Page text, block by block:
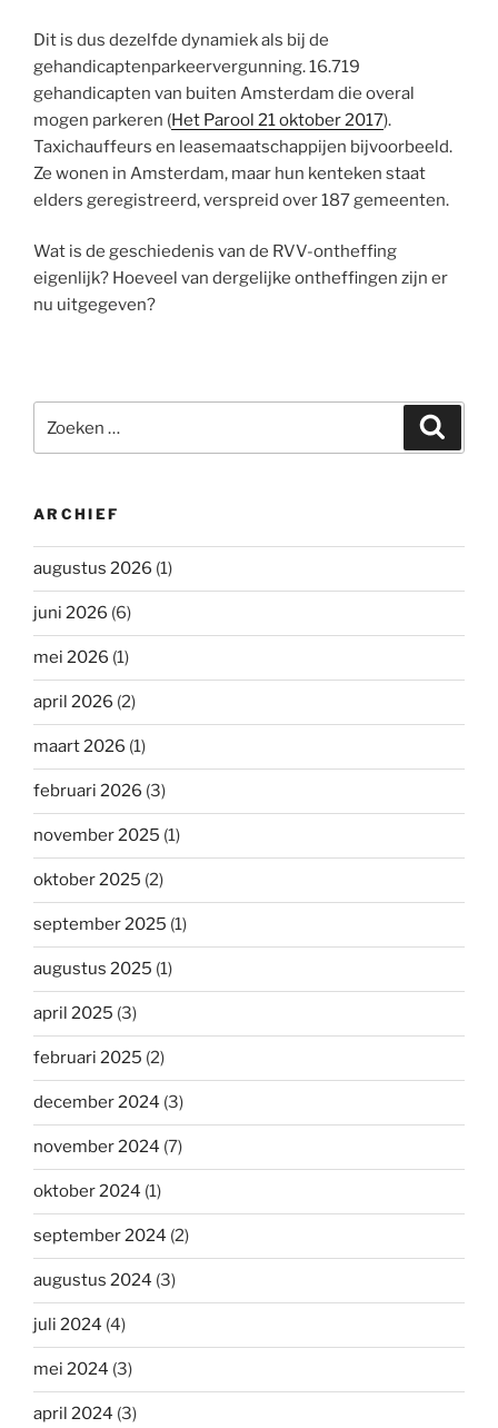
Dit is dus dezelfde dynamiek als bij de
gehandicaptenparkeervergunning. 16.719
gehandicapten van buiten Amsterdam die overal
mogen parkeren (Het Parool 21 oktober 2017).
Taxichauffeurs en leasemaatschappijen bijvoorbeeld.
Ze wonen in Amsterdam, maar hun kenteken staat
elders geregistreerd, verspreid over 187 gemeenten.
Wat is de geschiedenis van de RVV-ontheffing
eigenlijk? Hoeveel van dergelijke ontheffingen zijn er
nu uitgegeven?
naar:
ARCHIEF
augustus 2026 (1)
juni 2026 (6)
mei 2026 (1)
april 2026 (2)
maart 2026 (1)
februari 2026 (3)
november 2025 (1)
oktober 2025 (2)
september 2025 (1)
augustus 2025 (1)
april 2025 (3)
februari 2025 (2)
december 2024 (3)
november 2024 (7)
oktober 2024 (1)
september 2024 (2)
augustus 2024 (3)
juli 2024 (4)
mei 2024 (3)
april 2024 (3)